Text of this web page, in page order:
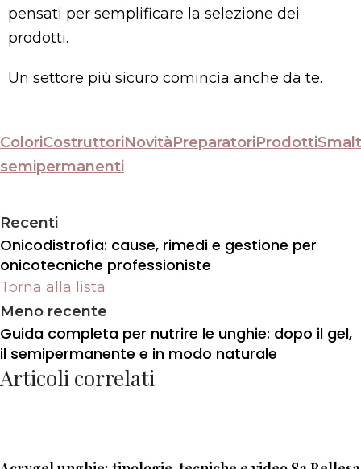
pensati per semplificare la selezione dei
prodotti.
Un settore più sicuro comincia anche da te.
ColoriCostruttoriNovitàPreparatoriProdotti
semipermanenti
Recenti
Onicodistrofia: cause, rimedi e gestione per
onicotecniche professioniste
Torna alla lista
Meno recente
Guida completa per nutrire le unghie: dopo il gel,
il semipermanente e in modo naturale
Articoli correlati